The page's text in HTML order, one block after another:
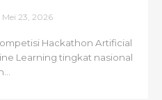
Mei 23, 2026
Hackathon Artificial
Learning tingkat nasional